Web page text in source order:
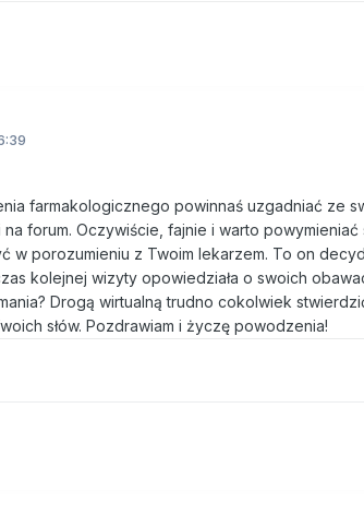
farmakologicznego powinnaś uzgadniać ze
forum. Oczywiście, fajnie i warto powymieniać
w porozumieniu z Twoim lekarzem. To on
kolejnej wizyty opowiedziała o swoich
Drogą wirtualną trudno cokolwiek
słów. Pozdrawiam i życzę powodzenia!